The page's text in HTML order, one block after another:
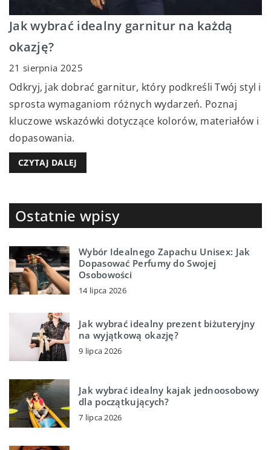
Jak wybrać idealny garnitur na każdą
okazję?
21 sierpnia 2025
Odkryj, jak dobrać garnitur, który podkreśli Twój styl i
sprosta wymaganiom różnych wydarzeń. Poznaj
kluczowe wskazówki dotyczące kolorów, materiałów i
dopasowania.
CZYTAJ DALEJ
Ostatnie wpisy
Wybór Idealnego Zapachu Unisex: Jak
Dopasować Perfumy do Swojej
Osobowości
14 lipca 2026
Jak wybrać idealny prezent biżuteryjny
na wyjątkową okazję?
9 lipca 2026
Jak wybrać idealny kajak jednoosobowy
dla początkujących?
7 lipca 2026